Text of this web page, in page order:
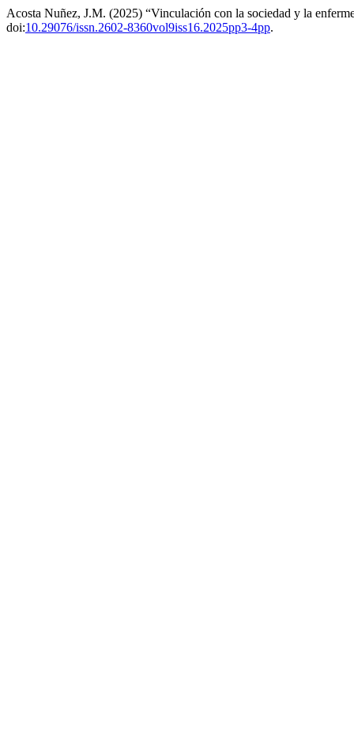
Acosta Nuñez, J.M. (2025) “Vinculación con la sociedad y la
doi:10.29076/issn.2602-8360vol9iss16.2025pp3-4pp.